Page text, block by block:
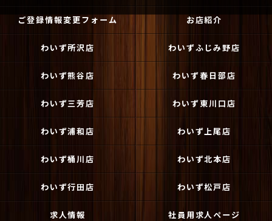
ご登録情報変更フォーム お店紹介
わいず所沢店 わいずふじみ野店
わいず熊谷店 わいず春日部店
わいず三芳店 わいず東川口店
わいず浦和店 わいず上尾店
わいず桶川店 わいず北本店
わいず行田店 わいず松戸店
求人情報 社員用求人ページ